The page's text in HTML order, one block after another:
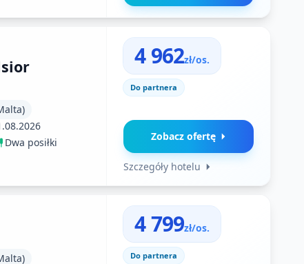
Dwa posiłki
4 962zł/os.
Do partnera
Zobacz ofertę
Szczegóły hotelu
4 799zł/os.
Do partnera